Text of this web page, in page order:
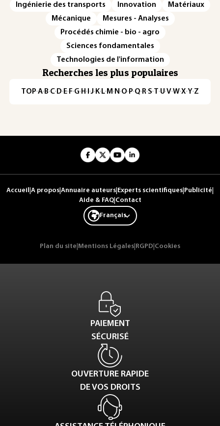
Ingénierie des transports
Innovation
Matériaux
Mécanique
Mesures - Analyses
Procédés chimie - bio - agro
Sciences fondamentales
Technologies de l'information
Recherches les plus populaires
TOP·A·B·C· D· E· F·G· H · ·J· K· L· M · N ·O· P·Q· R·S·T·U·V·W·X·Y·Z
Accueil A propos Annuaire auteurs Experts scientifiques Publicité
Aide & FAQ| Contact
Français
Plan du site Mentions Légales RGPD Cookies
PAIEMENT
SÉCURISÉ
OUVERTURE RAPIDE
DE VOS DROITS